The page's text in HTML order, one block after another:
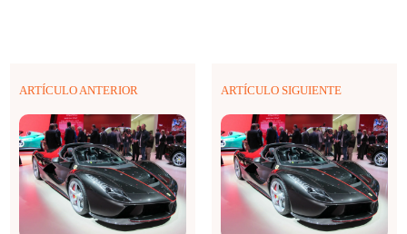
ARTÍCULO ANTERIOR ARTÍCULO SIGUIENTE